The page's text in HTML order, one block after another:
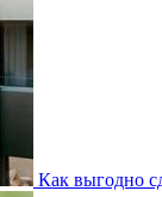
Как выгодно